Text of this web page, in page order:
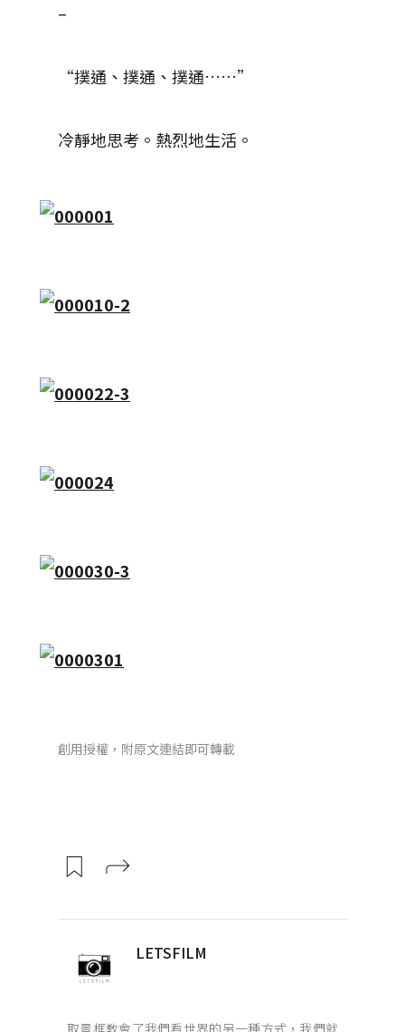
–
“撲通、撲通、撲通……”
冷靜地思考。熱烈地生活。
創用授權，附原文連結即可轉載
LETSFILM
取景框教會了我們看世界的另一種方式，我們就